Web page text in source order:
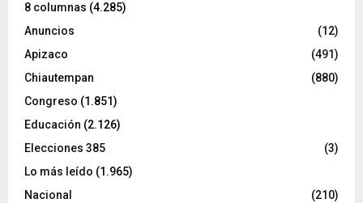
8 columnas (4.285)
Anuncios
(12)
Apizaco
(491)
Chiautempan
(880)
Congreso (1.851)
Educación (2.126)
Elecciones 385
(3)
Lo más leído (1.965)
Nacional
(210)